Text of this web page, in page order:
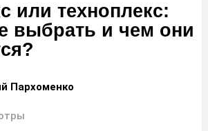
или техноплекс:
выбрать и чем они
Пархоменко